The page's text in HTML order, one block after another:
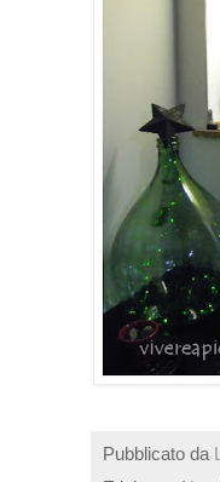
Pubblicato da